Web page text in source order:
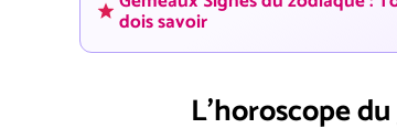
dois savoir
L'horoscope